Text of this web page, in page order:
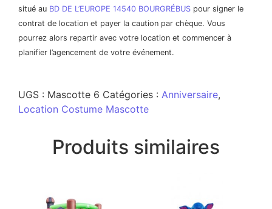
situé au BD DE L’EUROPE 14540 BOURGRÉBUS pour signer le
contrat de location et payer la caution par chèque. Vous
pourrez alors repartir avec votre location et commencer à
planifier l’agencement de votre événement.
UGS : Mascotte 6 Catégories : Anniversaire,
Location Costume Mascotte
Produits similaires